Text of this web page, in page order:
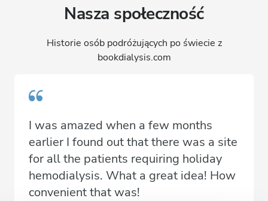
Nasza społeczność
Historie osób podróżujących po świecie z
bookdialysis.com
I was amazed when a few months
earlier I found out that there was a site
for all the patients requiring holiday
hemodialysis. What a great idea! How
convenient that was!